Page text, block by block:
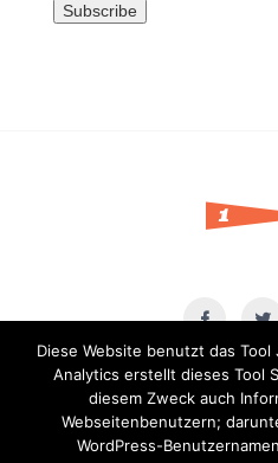
Impressum|
Für den Shop:
AGB
© erste liga. all rights reserved.
Diese Website benutzt das Tool
Analytics erstellt dieses Tool
diesem Zweck auch
Webseitenbenutzern;
WordPress-